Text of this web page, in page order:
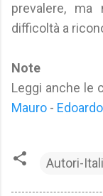
prevalere,
difficoltà a
Note
Leggi anche le
Mauro -
Autori-